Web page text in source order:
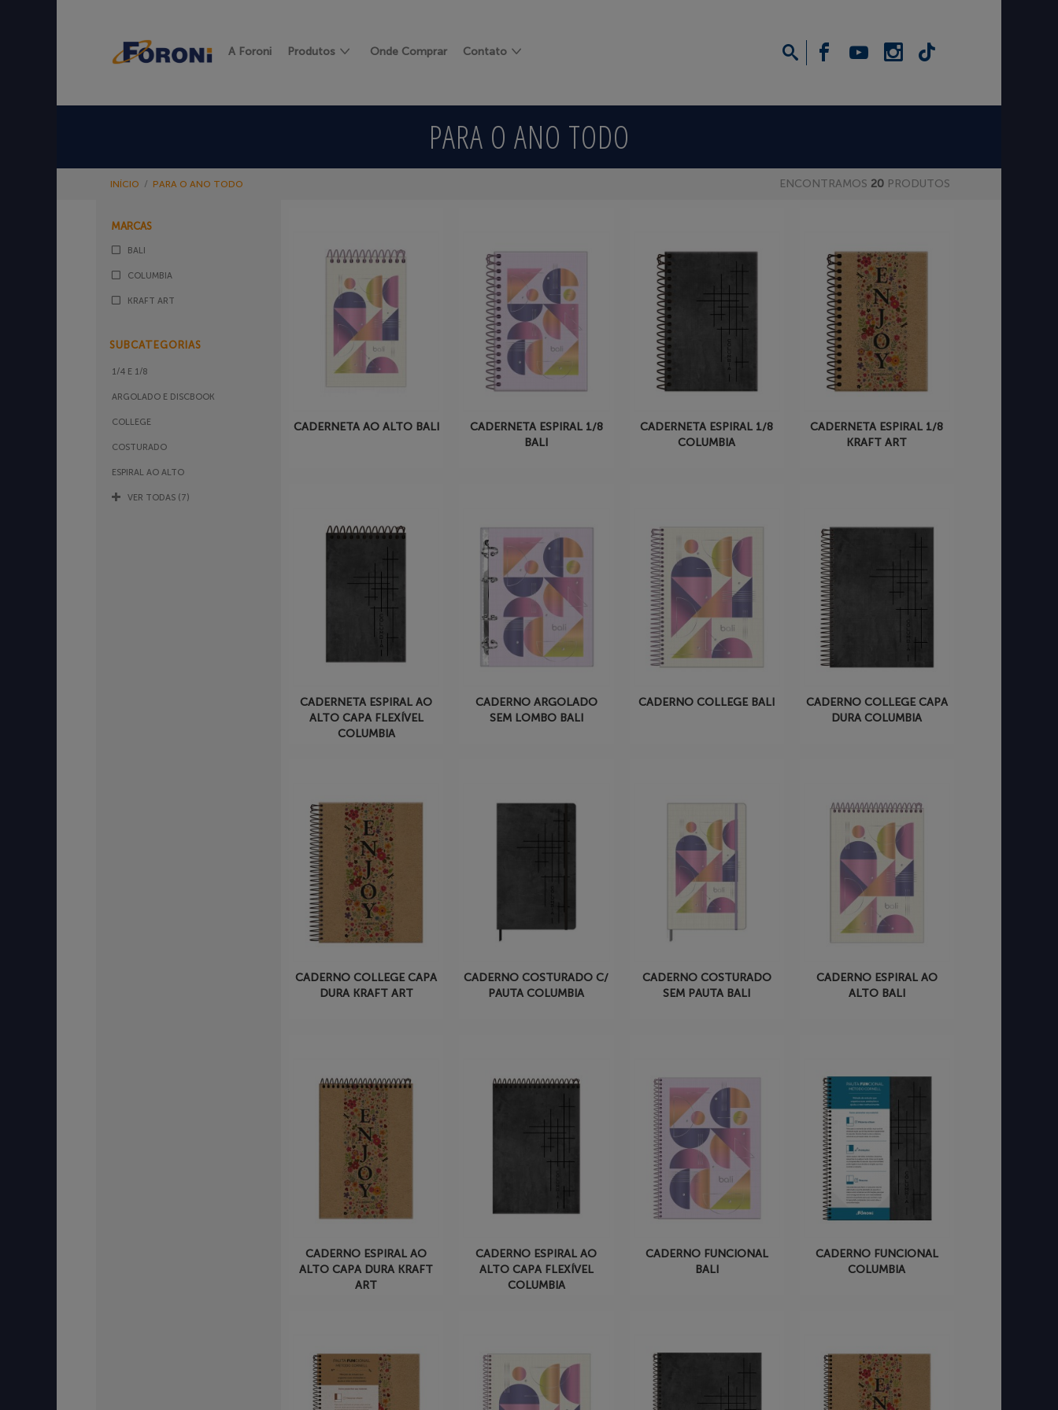
A Foroni Produtos Onde Comprar Contato
PARA O ANO TODO
INÍCIO / PARA O ANO TODO ENCONTRAMOS 20 PRODUTOS
MARCAS
BALI
COLUMBIA
KRAFT ART
SUBCATEGORIAS
1/4 E 1/8
ARGOLADO E DISCBOOK
COLLEGE
COSTURADO
ESPIRAL AO ALTO
VER TODAS (7)
CADERNETA AO ALTO BALI
CADERNETA ESPIRAL 1/8
BALI
CADERNETA ESPIRAL 1/8
COLUMBIA
CADERNETA ESPIRAL 1/8
KRAFT ART
CADERNETA ESPIRAL AO
ALTO CAPA FLEXÍVEL
COLUMBIA
CADERNO ARGOLADO
SEM LOMBO BALI
CADERNO COLLEGE BALI
CADERNO COLLEGE CAPA
DURA COLUMBIA
CADERNO COLLEGE CAPA
DURA KRAFT ART
CADERNO COSTURADO C/
PAUTA COLUMBIA
CADERNO COSTURADO
SEM PAUTA BALI
CADERNO ESPIRAL AO
ALTO BALI
CADERNO ESPIRAL AO
ALTO CAPA DURA KRAFT
ART
CADERNO ESPIRAL AO
ALTO CAPA FLEXÍVEL
COLUMBIA
CADERNO FUNCIONAL
BALI
CADERNO FUNCIONAL
COLUMBIA